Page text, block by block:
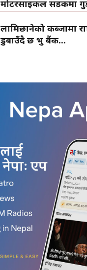
मोटरसाइकल सडकमा
लामिछानेको कब्जामा
डुबाउँदै छ प्रभु बैंक...